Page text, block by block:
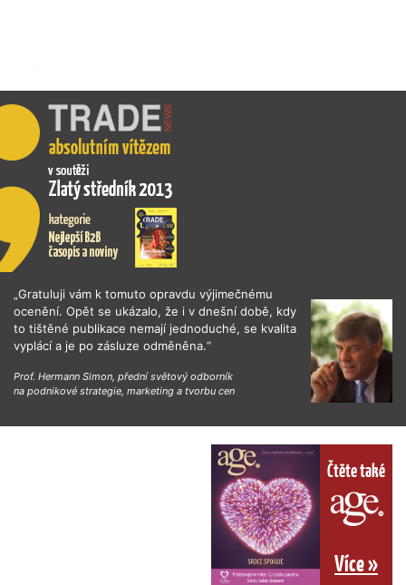
„Gratuluji vám k tomuto opravdu výjimečnému
ocenění. Opět se ukázalo, že i v dnešní době, kdy
to tištěné publikace nemají jednoduché, se kvalita
vyplácí a je po zásluze odměněna.“
Prof. Hermann Simon, přední světový odborník
na podnikové strategie, marketing a tvorbu cen
Čtěte také
Více »